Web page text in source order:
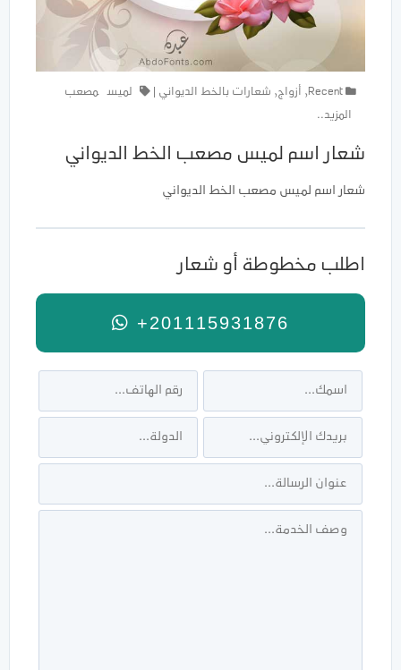
Recent
, أزواج, شعارات بالخط الديواني لميس مصعب
المزيد..
شعار اسم لميس مصعب الخط الديواني
شعار اسم لميس مصعب الخط الديواني
اطلب مخطوطة أو شعار
+201115931876